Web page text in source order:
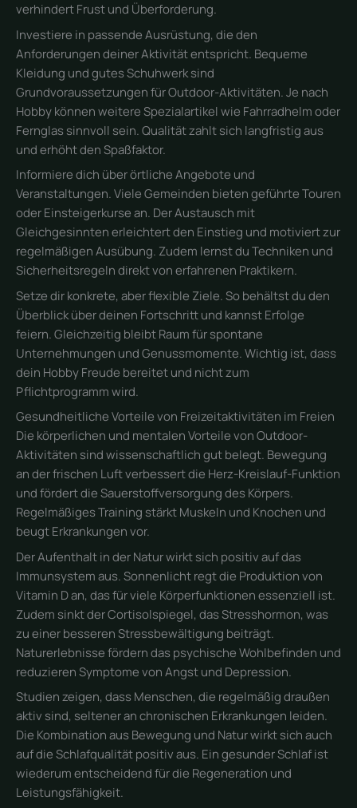
verhindert Frust und Überforderung.
Investiere in passende Ausrüstung, die den
Anforderungen deiner Aktivität entspricht. Bequeme
Kleidung und gutes Schuhwerk sind
Grundvoraussetzungen für Outdoor-Aktivitäten. Je nach
Hobby können weitere Spezialartikel wie Fahrradhelm oder
Fernglas sinnvoll sein. Qualität zahlt sich langfristig aus
und erhöht den Spaßfaktor.
Informiere dich über örtliche Angebote und
Veranstaltungen. Viele Gemeinden bieten geführte Touren
oder Einsteigerkurse an. Der Austausch mit
Gleichgesinnten erleichtert den Einstieg und motiviert zur
regelmäßigen Ausübung. Zudem lernst du Techniken und
Sicherheitsregeln direkt von erfahrenen Praktikern.
Setze dir konkrete, aber flexible Ziele. So behältst du den
Überblick über deinen Fortschritt und kannst Erfolge
feiern. Gleichzeitig bleibt Raum für spontane
Unternehmungen und Genussmomente. Wichtig ist, dass
dein Hobby Freude bereitet und nicht zum
Pflichtprogramm wird.
Gesundheitliche Vorteile von Freizeitaktivitäten im Freien
Die körperlichen und mentalen Vorteile von Outdoor-
Aktivitäten sind wissenschaftlich gut belegt. Bewegung
an der frischen Luft verbessert die Herz-Kreislauf-Funktion
und fördert die Sauerstoffversorgung des Körpers.
Regelmäßiges Training stärkt Muskeln und Knochen und
beugt Erkrankungen vor.
Der Aufenthalt in der Natur wirkt sich positiv auf das
Immunsystem aus. Sonnenlicht regt die Produktion von
Vitamin D an, das für viele Körperfunktionen essenziell ist.
Zudem sinkt der Cortisolspiegel, das Stresshormon, was
zu einer besseren Stressbewältigung beiträgt.
Naturerlebnisse fördern das psychische Wohlbefinden und
reduzieren Symptome von Angst und Depression.
Studien zeigen, dass Menschen, die regelmäßig draußen
aktiv sind, seltener an chronischen Erkrankungen leiden.
Die Kombination aus Bewegung und Natur wirkt sich auch
auf die Schlafqualität positiv aus. Ein gesunder Schlaf ist
wiederum entscheidend für die Regeneration und
Leistungsfähigkeit.